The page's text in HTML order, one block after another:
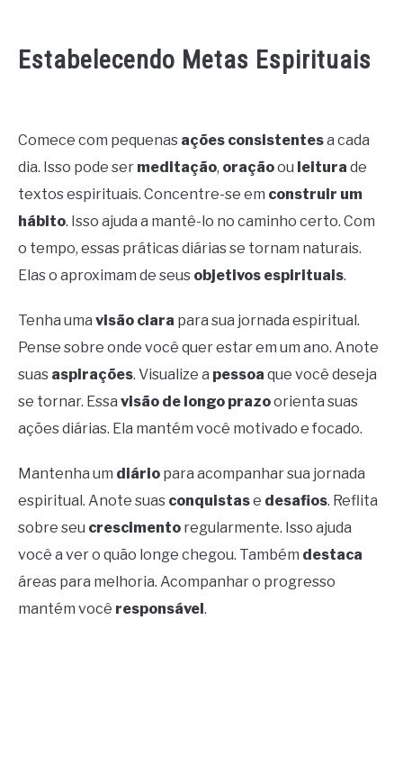
Estabelecendo Metas Espirituais
Comece com pequenas ações consistentesa cada
dia. Isso pode ser meditação, oraçãoou leitura de
textos espirituais. Concentre-se em construir um
hábito. Isso ajuda a mantê-lo no caminho certo. Com
o tempo, essas práticas diárias se tornam naturais.
Elas o aproximam de seus objetivos espirituais.
Tenha uma visão clara para sua jornada espiritual.
Pense sobre onde você quer estar em um ano. Anote
suas aspirações. Visualize a pessoa que você deseja
se tornar. Essa visão de longo prazoorienta suas
ações diárias. Ela mantém você motivado e focado.
Mantenha um diário para acompanhar sua jornada
espiritual. Anote suas conquistase desafios. Reflita
sobre seu crescimento regularmente. Isso ajuda
você a ver o quão longe chegou. Também destaca
áreas para melhoria. Acompanhar o progresso
mantém você responsável.